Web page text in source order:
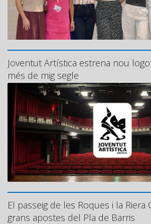
Joventut Artística estrena nou
més de mig segle
El passeig de les Roques i la Riera
grans apostes del Pla de Barris